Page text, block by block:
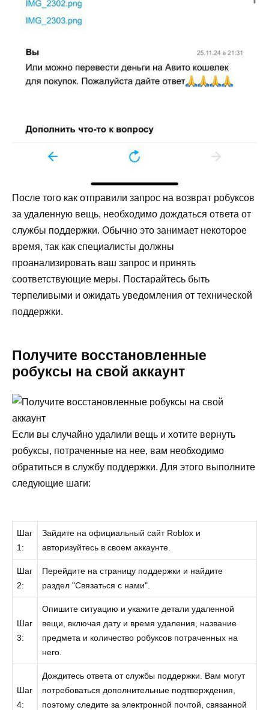
После того как отправили запрос на возврат робуксов
за удаленную вещь, необходимо дождаться ответа от
службы поддержки. Обычно это занимает некоторое
время, так как специалисты должны
проанализировать ваш запрос и принять
соответствующие меры. Постарайтесь быть
терпеливыми и ожидать уведомления от технической
поддержки.
Получите восстановленные
робуксы на свой аккаунт
Если вы случайно удалили вещь и хотите вернуть
робуксы, потраченные на нее, вам необходимо
обратиться в службу поддержки. Для этого выполните
следующие шаги:
Шаг
1:
Зайдите на официальный сайт Roblox и
авторизуйтесь в своем аккаунте.
Шаг
2:
Перейдите на страницу поддержки и найдите
раздел "Связаться с нами".
Шаг
3:
Опишите ситуацию и укажите детали удаленной
вещи, включая дату и время удаления, название
предмета и количество робуксов потраченных на
него.
Шаг
4:
Дождитесь ответа от службы поддержки. Вам могут
потребоваться дополнительные подтверждения,
поэтому следите за электронной почтой, связанной